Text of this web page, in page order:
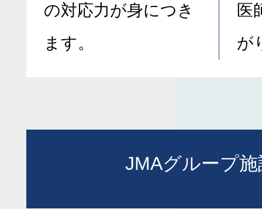
の対応力が身につき
ます。
医
が
JMAグループ